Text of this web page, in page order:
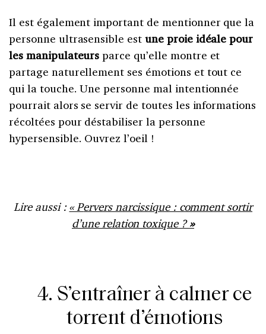
Il est également important de mentionner que la
personne ultrasensible est une proie idéale pour
les manipulateurs parce qu’elle montre et
partage naturellement ses émotions et tout ce
qui la touche. Une personne mal intentionnée
pourrait alors se servir de toutes les informations
récoltées pour déstabiliser la personne
hypersensible. Ouvrez l’oeil !
Lire aussi :« Pervers narcissique : comment sortir
d’une relation toxique ?»
4. S’entraîner à calmer ce
torrent d’émotions